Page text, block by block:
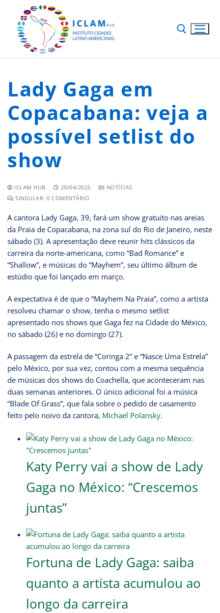
Lady Gaga em
Copacabana: veja a
possível setlist do
show
ICLAM HUB 29/04/2025
NOTÍCIAS
SINGULAR: 0 COMENTÁRIO
A cantora Lady Gaga, 39, fará um show gratuito nas areias
da Praia de Copacabana, na zona sul do Rio de Janeiro, neste
sábado (3). A apresentação deve reunir hits clássicos da
carreira da norte-americana, como “Bad Romance” e
“Shallow”, e músicas do “Mayhem”, seu último álbum de
estúdio que foi lançado em março.
A expectativa é de que o “Mayhem Na Praia”, como a artista
resolveu chamar o show, tenha o mesmo setlist
apresentado nos shows que Gaga fez na Cidade do México,
no sábado (26) e no domingo (27).
A passagem da estrela de “Coringa 2” e “Nasce Uma Estrela”
pelo México, por sua vez, contou com a mesma sequência
de músicas dos shows do Coachella, que aconteceram nas
duas semanas anteriores. O único adicional foi a música
“Blade Of Grass”, que fala sobre o pedido de casamento
feito pelo noivo da cantora, Michael Polansky.
Katy Perry vai a show de Lady
Gaga no México: “Crescemos
juntas”
Fortuna de Lady Gaga: saiba
quanto a artista acumulou ao
longo da carreira